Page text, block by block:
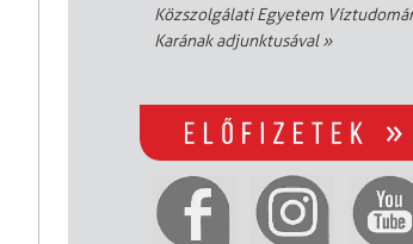
Közszolgálati Egyetem
Karának adjunktusával»